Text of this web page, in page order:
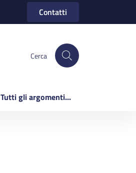
Contatti
Cerca
Tutti gli argomenti...